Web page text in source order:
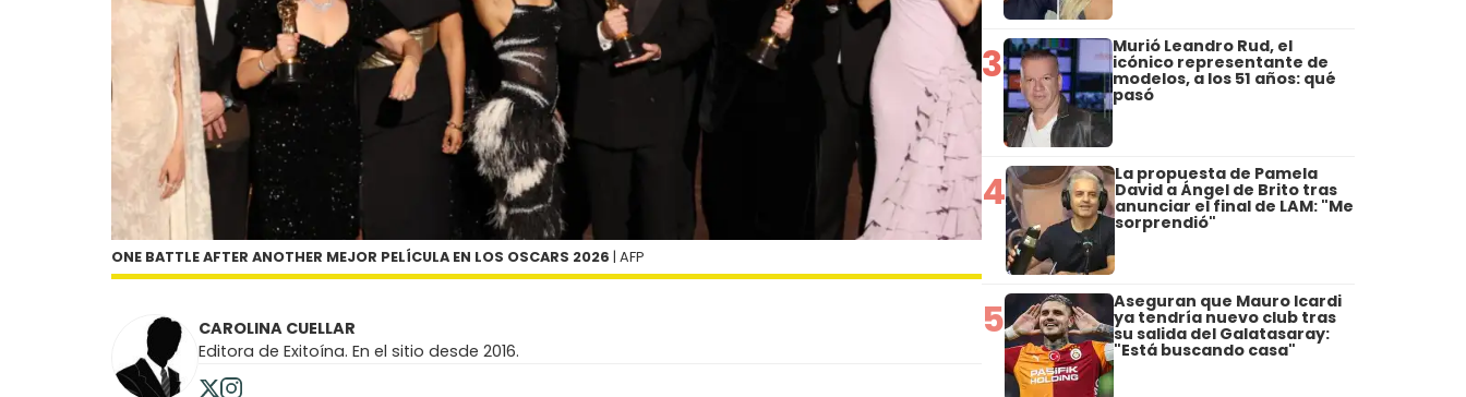
ONE BATTLE AFTER ANOTHER MEJOR PELÍCULA EN LOS OSCARS 2026 | AFP
CAROLINA CUELLAR
Editora de Exitoína. En el sitio desde 2016.
3 Murió Leandro Rud, el
icónico representante de
modelos, a los 51 años: qué
pasó
4 La propuesta de Pamela
David a Ángel de Brito tras
anunciar el final de LAM: "Me
sorprendió"
5 Aseguran que Mauro Icardi
ya tendría nuevo club tras
su salida del Galatasaray:
"Está buscando casa"